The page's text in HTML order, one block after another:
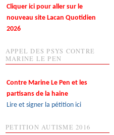
Cliquer ici pour aller sur le
nouveau site Lacan Quotidien
2026
APPEL DES PSYS CONTRE
MARINE LE PEN
Contre Marine Le Pen et les
partisans de la haine
Lire et signer la pétition ici
PETITION AUTISME 2016